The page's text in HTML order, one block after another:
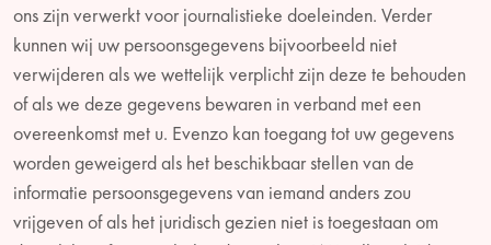
ons zijn verwerkt voor journalistieke doeleinden. Verder
kunnen wij uw persoonsgegevens bijvoorbeeld niet
verwijderen als we wettelijk verplicht zijn deze te behouden
of als we deze gegevens bewaren in verband met een
overeenkomst met u. Evenzo kan toegang tot uw gegevens
worden geweigerd als het beschikbaar stellen van de
informatie persoonsgegevens van iemand anders zou
vrijgeven of als het juridisch gezien niet is toegestaan om